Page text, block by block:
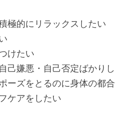
極的にリラックスしたい
けたい
嫌悪・自己否定ばかり
ーズをとるのに身体の都
ケアをしたい